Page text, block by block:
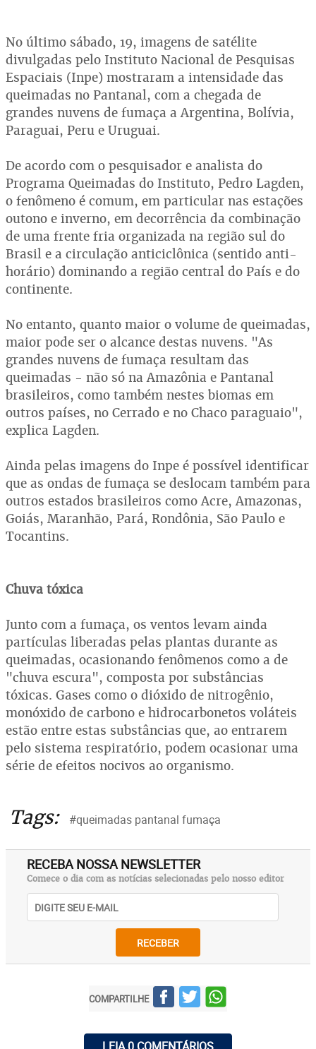
No último sábado, 19, imagens de satélite
divulgadas pelo Instituto Nacional de Pesquisas
Espaciais (Inpe) mostraram a intensidade das
queimadas no Pantanal, com a chegada de
grandes nuvens de fumaça a Argentina, Bolívia,
Paraguai, Peru e Uruguai.
De acordo com o pesquisador e analista do
Programa Queimadas do Instituto, Pedro Lagden,
o fenômeno é comum, em particular nas estações
outono e inverno, em decorrência da combinação
de uma frente fria organizada na região sul do
Brasil e a circulação anticiclônica (sentido anti-
horário) dominando a região central do País e do
continente.
No entanto, quanto maior o volume de queimadas,
maior pode ser o alcance destas nuvens. "As
grandes nuvens de fumaça resultam das
queimadas - não só na Amazônia e Pantanal
brasileiros, como também nestes biomas em
outros países, no Cerrado e no Chaco paraguaio",
explica Lagden.
Ainda pelas imagens do Inpe é possível identificar
que as ondas de fumaça se deslocam também para
outros estados brasileiros como Acre, Amazonas,
Goiás, Maranhão, Pará, Rondônia, São Paulo e
Tocantins.
Chuva tóxica
Junto com a fumaça, os ventos levam ainda
partículas liberadas pelas plantas durante as
queimadas, ocasionando fenômenos como a de
"chuva escura", composta por substâncias
tóxicas. Gases como o dióxido de nitrogênio,
monóxido de carbono e hidrocarbonetos voláteis
estão entre estas substâncias que, ao entrarem
pelo sistema respiratório, podem ocasionar uma
série de efeitos nocivos ao organismo.
Tags: #queimadas pantanal fumaça
RECEBA NOSSA NEWSLETTER
Comece o dia com as notícias selecionadas pelo nosso editor
RECEBER
COMPARTILHE